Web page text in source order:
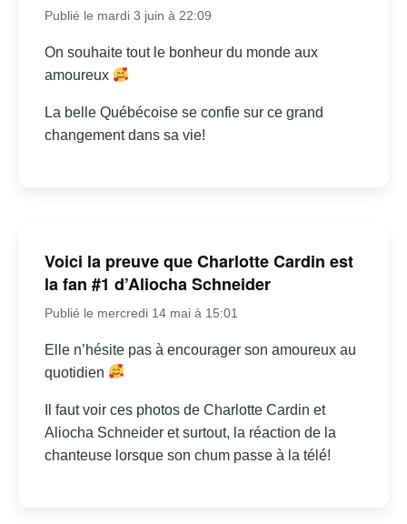
Publié le mardi 3 juin à 22:09
On souhaite tout le bonheur du monde aux
amoureux
La belle Québécoise se confie sur ce grand
changement dans sa vie!
Voici la preuve que Charlotte Cardin est
la fan #1 d’Aliocha Schneider
Publié le mercredi 14 mai à 15:01
Elle n’hésite pas à encourager son amoureux au
quotidien
Il faut voir ces photos de Charlotte Cardin et
Aliocha Schneider et surtout, la réaction de la
chanteuse lorsque son chum passe à la télé!